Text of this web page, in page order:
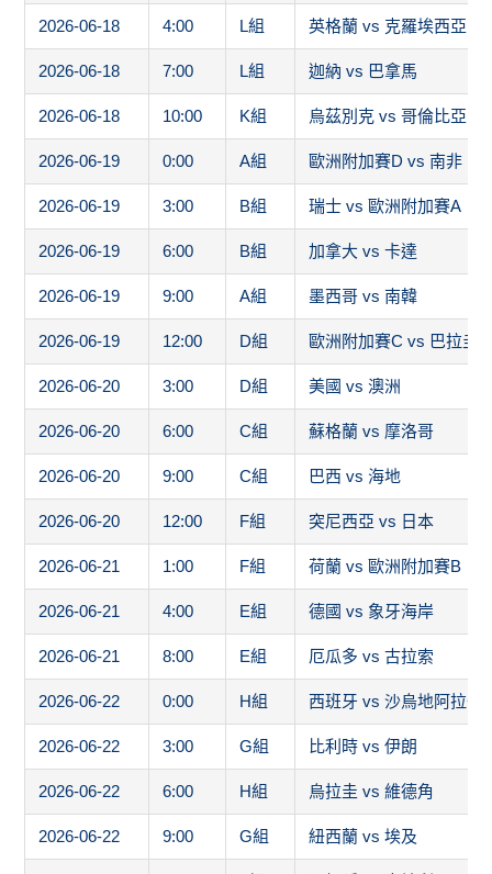
2026-06-18 4:00 L組 英格蘭 vs 克羅埃西亞
2026-06-18 7:00 L組 迦納 vs 巴拿馬
2026-06-18 10:00 K組 烏茲別克 vs 哥倫比亞
2026-06-19 0:00 A組 歐洲附加賽D vs 南非
2026-06-19 3:00 B組 瑞士 vs 歐洲附加賽A
2026-06-19 6:00 B組 加拿大 vs 卡達
2026-06-19 9:00 A組 墨西哥 vs 南韓
2026-06-19 12:00 D組 歐洲附加賽C vs 巴拉圭
2026-06-20 3:00 D組 美國 vs 澳洲
2026-06-20 6:00 C組 蘇格蘭 vs 摩洛哥
2026-06-20 9:00 C組 巴西 vs 海地
2026-06-20 12:00 F組 突尼西亞 vs 日本
2026-06-21 1:00 F組 荷蘭 vs 歐洲附加賽B
2026-06-21 4:00 E組 德國 vs 象牙海岸
2026-06-21 8:00 E組 厄瓜多 vs 古拉索
2026-06-22 0:00 H組 西班牙 vs 沙烏地阿拉伯
2026-06-22 3:00 G組 比利時 vs 伊朗
2026-06-22 6:00 H組 烏拉圭 vs 維德角
2026-06-22 9:00 G組 紐西蘭 vs 埃及